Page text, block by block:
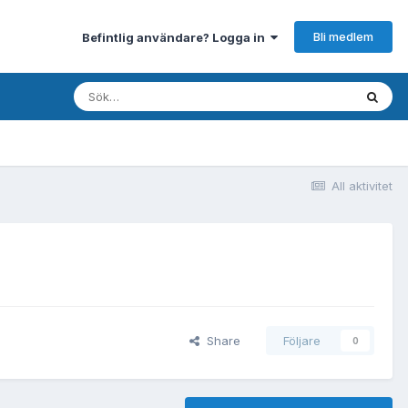
Befintlig användare? Logga in Bli medlem
All aktivitet
Share Följare 0